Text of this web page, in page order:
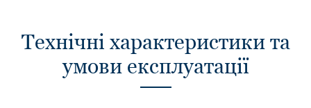
Технічні характеристики та
умови експлуатації